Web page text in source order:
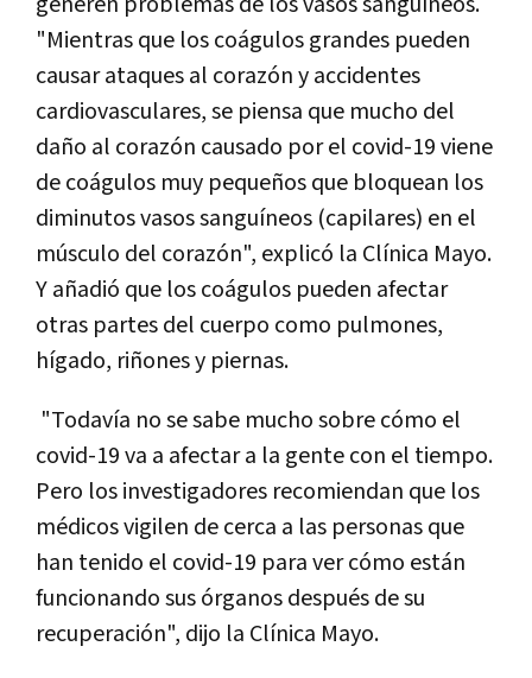
"Mientras que los coágulos grandes pueden
causar ataques al corazón y accidentes
cardiovasculares, se piensa que mucho del
daño al corazón causado por el covid-19 viene
de coágulos muy pequeños que bloquean los
diminutos vasos sanguíneos (capilares) en el
músculo del corazón", explicó la Clínica Mayo.
Y añadió que los coágulos pueden afectar
otras partes del cuerpo como pulmones,
hígado, riñones y piernas.
"Todavía no se sabe mucho sobre cómo el
covid-19 va a afectar a la gente con el tiempo.
Pero los investigadores recomiendan que los
médicos vigilen de cerca a las personas que
han tenido el covid-19 para ver cómo están
funcionando sus órganos después de su
recuperación", dijo la Clínica Mayo.